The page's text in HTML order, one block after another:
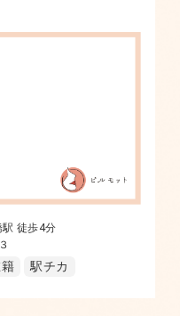
徒歩4分
駅チカ